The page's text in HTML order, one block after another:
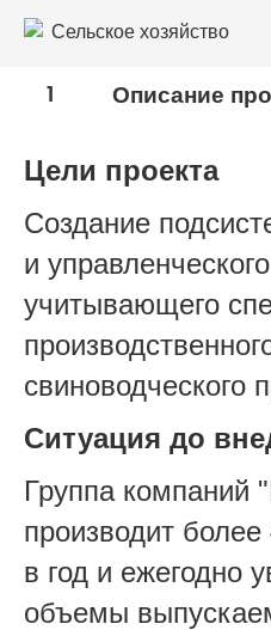
Сельское хозяйство
1 Описание
Цели проекта
Создание
и
учитывающего
свиноводческого
Ситуация до
Группа
производит
в год и ежегодно
объемы